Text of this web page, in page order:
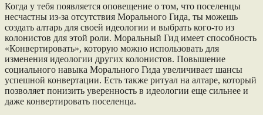
Когда у тебя появляется оповещение о том, что поселенцы
несчастны из-за отсутствия Морального Гида, ты можешь
создать алтарь для своей идеологии и выбрать кого-то из
колонистов для этой роли. Моральный Гид имеет способность
«Конвертировать», которую можно использовать для
изменения идеологии других колонистов. Повышение
социального навыка Морального Гида увеличивает шансы
успешной конвертации. Есть также ритуал на алтаре, который
позволяет понизить уверенность в идеологии еще сильнее и
даже конвертировать поселенца.